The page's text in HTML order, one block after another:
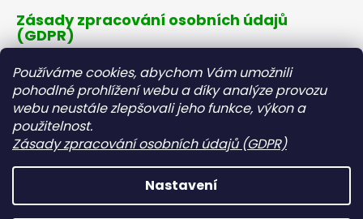
Používáme cookies, abychom Vám umožnili
pohodlné prohlížení webu a díky analýze provozu
webu neustále zlepšovali jeho funkce, výkon a
použitelnost.
Zásady zpracování osobních údajů (GDPR)
Nastavení
Zásady zpracování osobních údajů
(GDPR)
Dopravné a platby
Dopravné a platby
8.2.2022
Vytvořil Shoptet